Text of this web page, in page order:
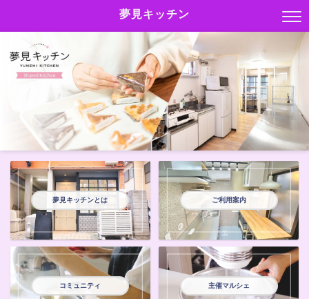
夢見キッチン
夢見キッチンとは ご利用案内
コミュニティ 主催マルシェ